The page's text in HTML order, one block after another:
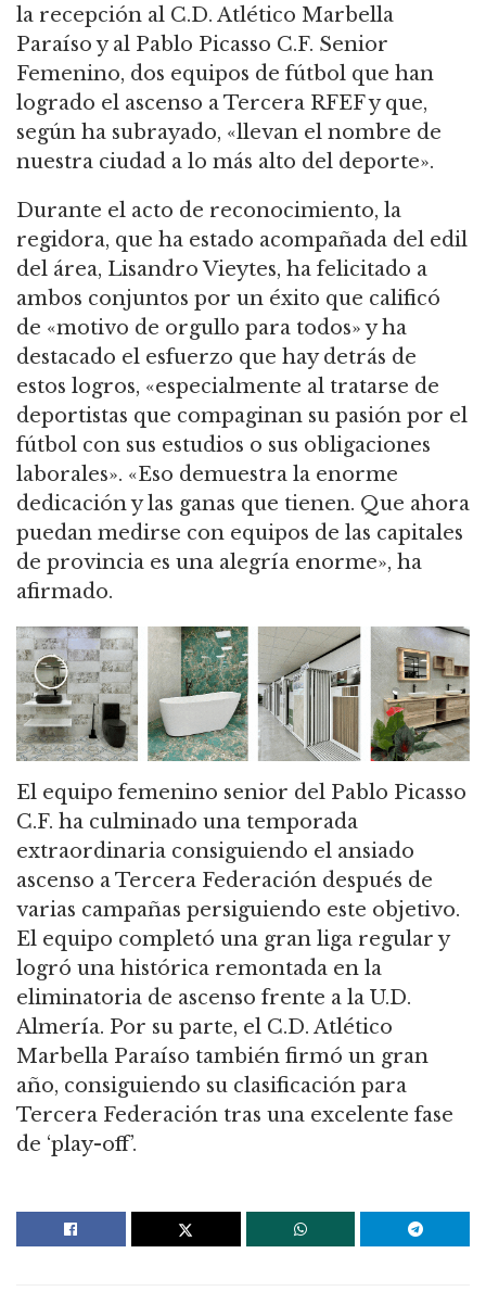
la recepción al C.D. Atlético Marbella
Paraíso y al Pablo Picasso C.F. Senior
Femenino, dos equipos de fútbol que han
logrado el ascenso a Tercera RFEF y que,
según ha subrayado, «llevan el nombre de
nuestra ciudad a lo más alto del deporte».
Durante el acto de reconocimiento, la
regidora, que ha estado acompañada del edil
del área, Lisandro Vieytes, ha felicitado a
ambos conjuntos por un éxito que calificó
de «motivo de orgullo para todos» y ha
destacado el esfuerzo que hay detrás de
estos logros, «especialmente al tratarse de
deportistas que compaginan su pasión por el
fútbol con sus estudios o sus obligaciones
laborales». «Eso demuestra la enorme
dedicación y las ganas que tienen. Que ahora
puedan medirse con equipos de las capitales
de provincia es una alegría enorme», ha
afirmado.
El equipo femenino senior del Pablo Picasso
C.F. ha culminado una temporada
extraordinaria consiguiendo el ansiado
ascenso a Tercera Federación después de
varias campañas persiguiendo este objetivo.
El equipo completó una gran liga regular y
logró una histórica remontada en la
eliminatoria de ascenso frente a la U.D.
Almería. Por su parte, el C.D. Atlético
Marbella Paraíso también firmó un gran
año, consiguiendo su clasificación para
Tercera Federación tras una excelente fase
de ‘play-off’.